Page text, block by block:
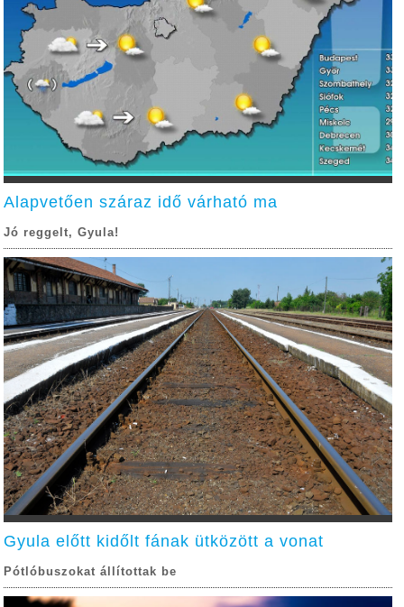
Alapvetően száraz idő várható ma
Jó reggelt, Gyula!
Gyula előtt kidőlt fának ütközött a vonat
Pótlóbuszokat állítottak be